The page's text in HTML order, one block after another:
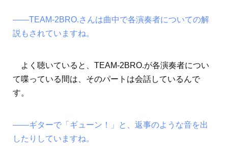
――TEAM-2BRO.さんは曲中で各演奏者についての解
説もされていますね。
よく聴いていると、TEAM-2BRO.が各演奏者につい
て喋っている間は、そのパートは会話しているんで
す。
――ギターで「ギューン！」と、返事のような音を出
したりしていますね。